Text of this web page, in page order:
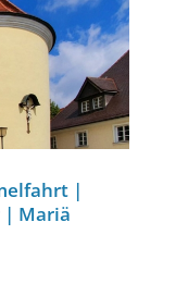
|
| Mariä